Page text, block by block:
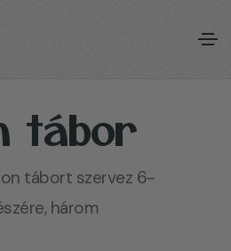
tábor
tábort szervez 6-
három